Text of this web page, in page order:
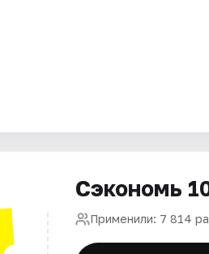
Сэкономь
Применили: 7 814